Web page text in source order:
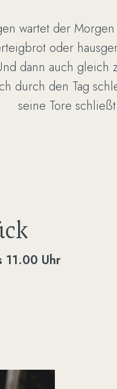
wartet der
oder
dann auch gleich
durch den Tag
seine Tore
11.00 Uhr